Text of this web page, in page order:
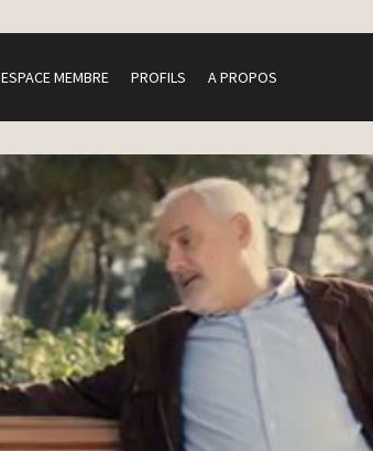
ESPACE MEMBRE PROFILS A PROPOS